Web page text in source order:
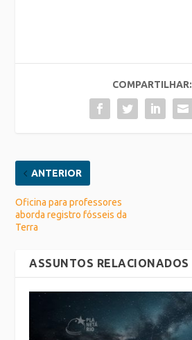
COMPARTILHAR:
ANTERIOR
Oficina para professores
aborda registro fósseis da
Terra
ASSUNTOS RELACIONADOS